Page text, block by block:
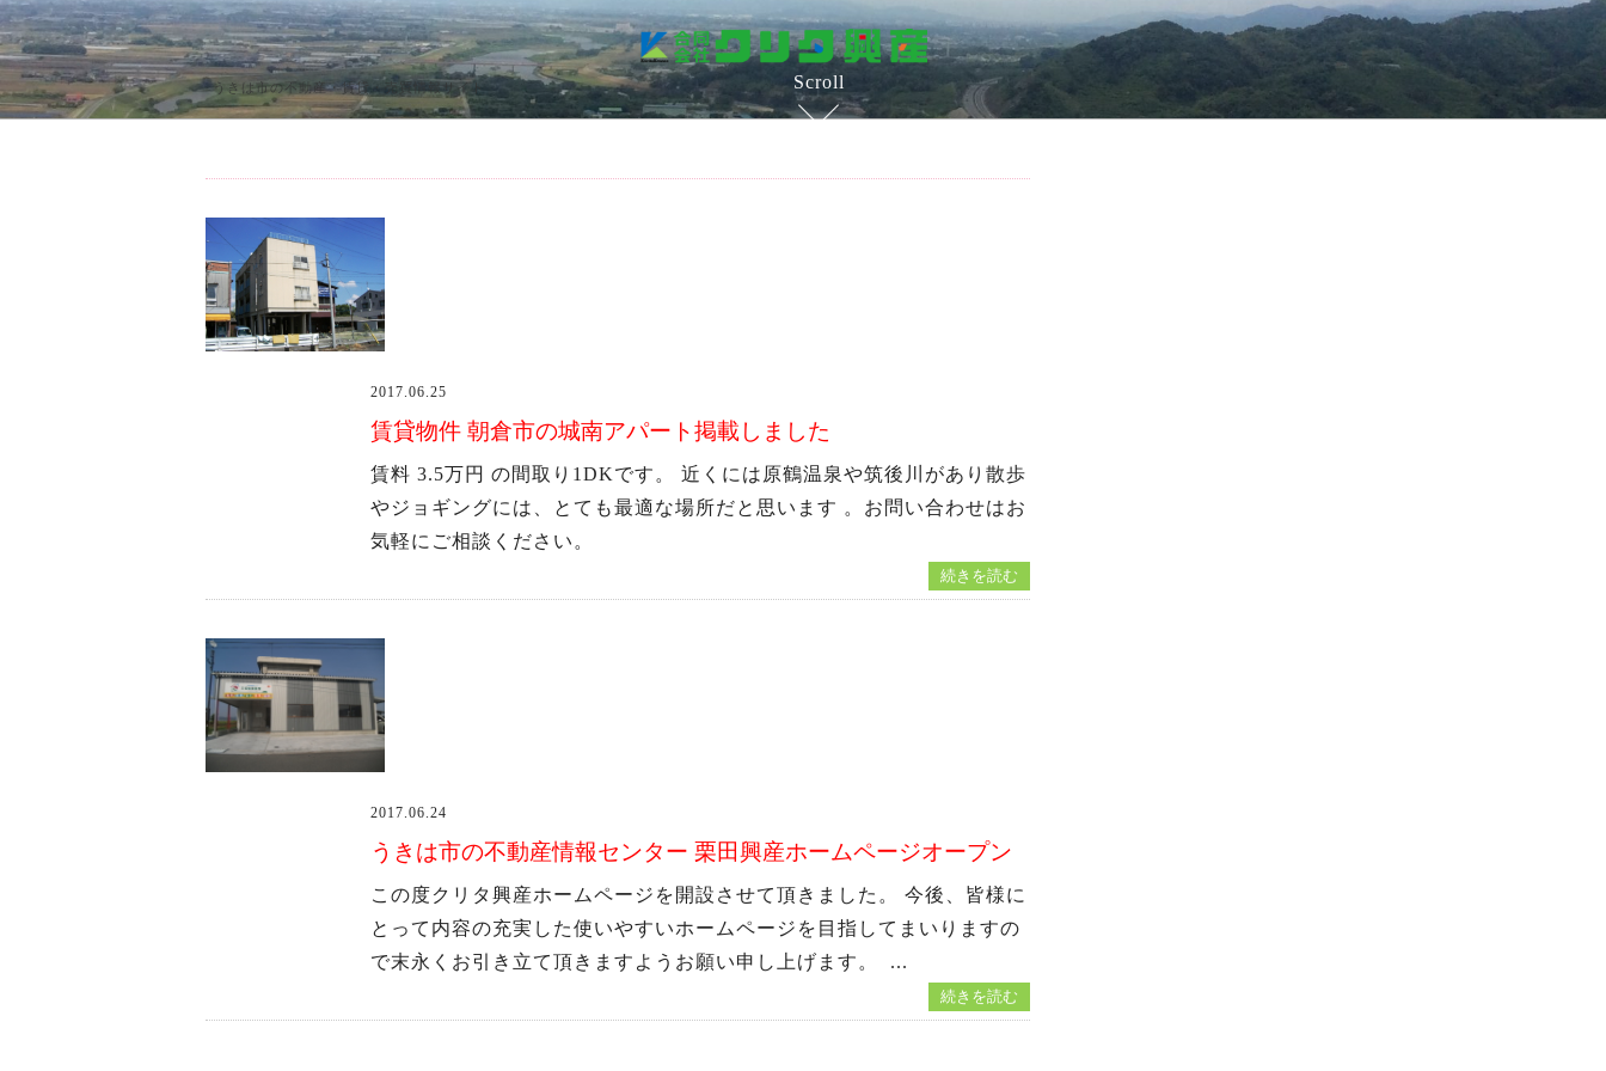
コ
ン
テ
ン
うきは市の不動産・賃貸・売買情報サイト Scroll
2017.06.25
賃貸物件 朝倉市の城南アパート掲載しました
賃料 3.5万円 の間取り1DKです。 近くには原鶴温泉や筑後川があり散歩
やジョギングには、とても最適な場所だと思います 。お問い合わせはお
気軽にご相談ください。
続きを読む
2017.06.24
うきは市の不動産情報センター 栗田興産ホームページオープン
この度クリタ興産ホームページを開設させて頂きました。 今後、皆様に
とって内容の充実した使いやすいホームページを目指してまいりますの
で末永くお引き立て頂きますようお願い申し上げます。 ...
続きを読む